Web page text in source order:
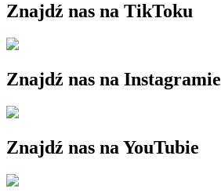
Znajdź nas na TikToku
Znajdź nas na Instagramie
Znajdź nas na YouTubie